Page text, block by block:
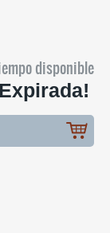
disponible
Expirada!